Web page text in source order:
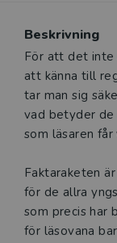
Beskrivning
För att det inte
att känna till
tar man sig
vad betyder de
som läsaren
Faktaraketen
för de allra
som precis har
för läsovana